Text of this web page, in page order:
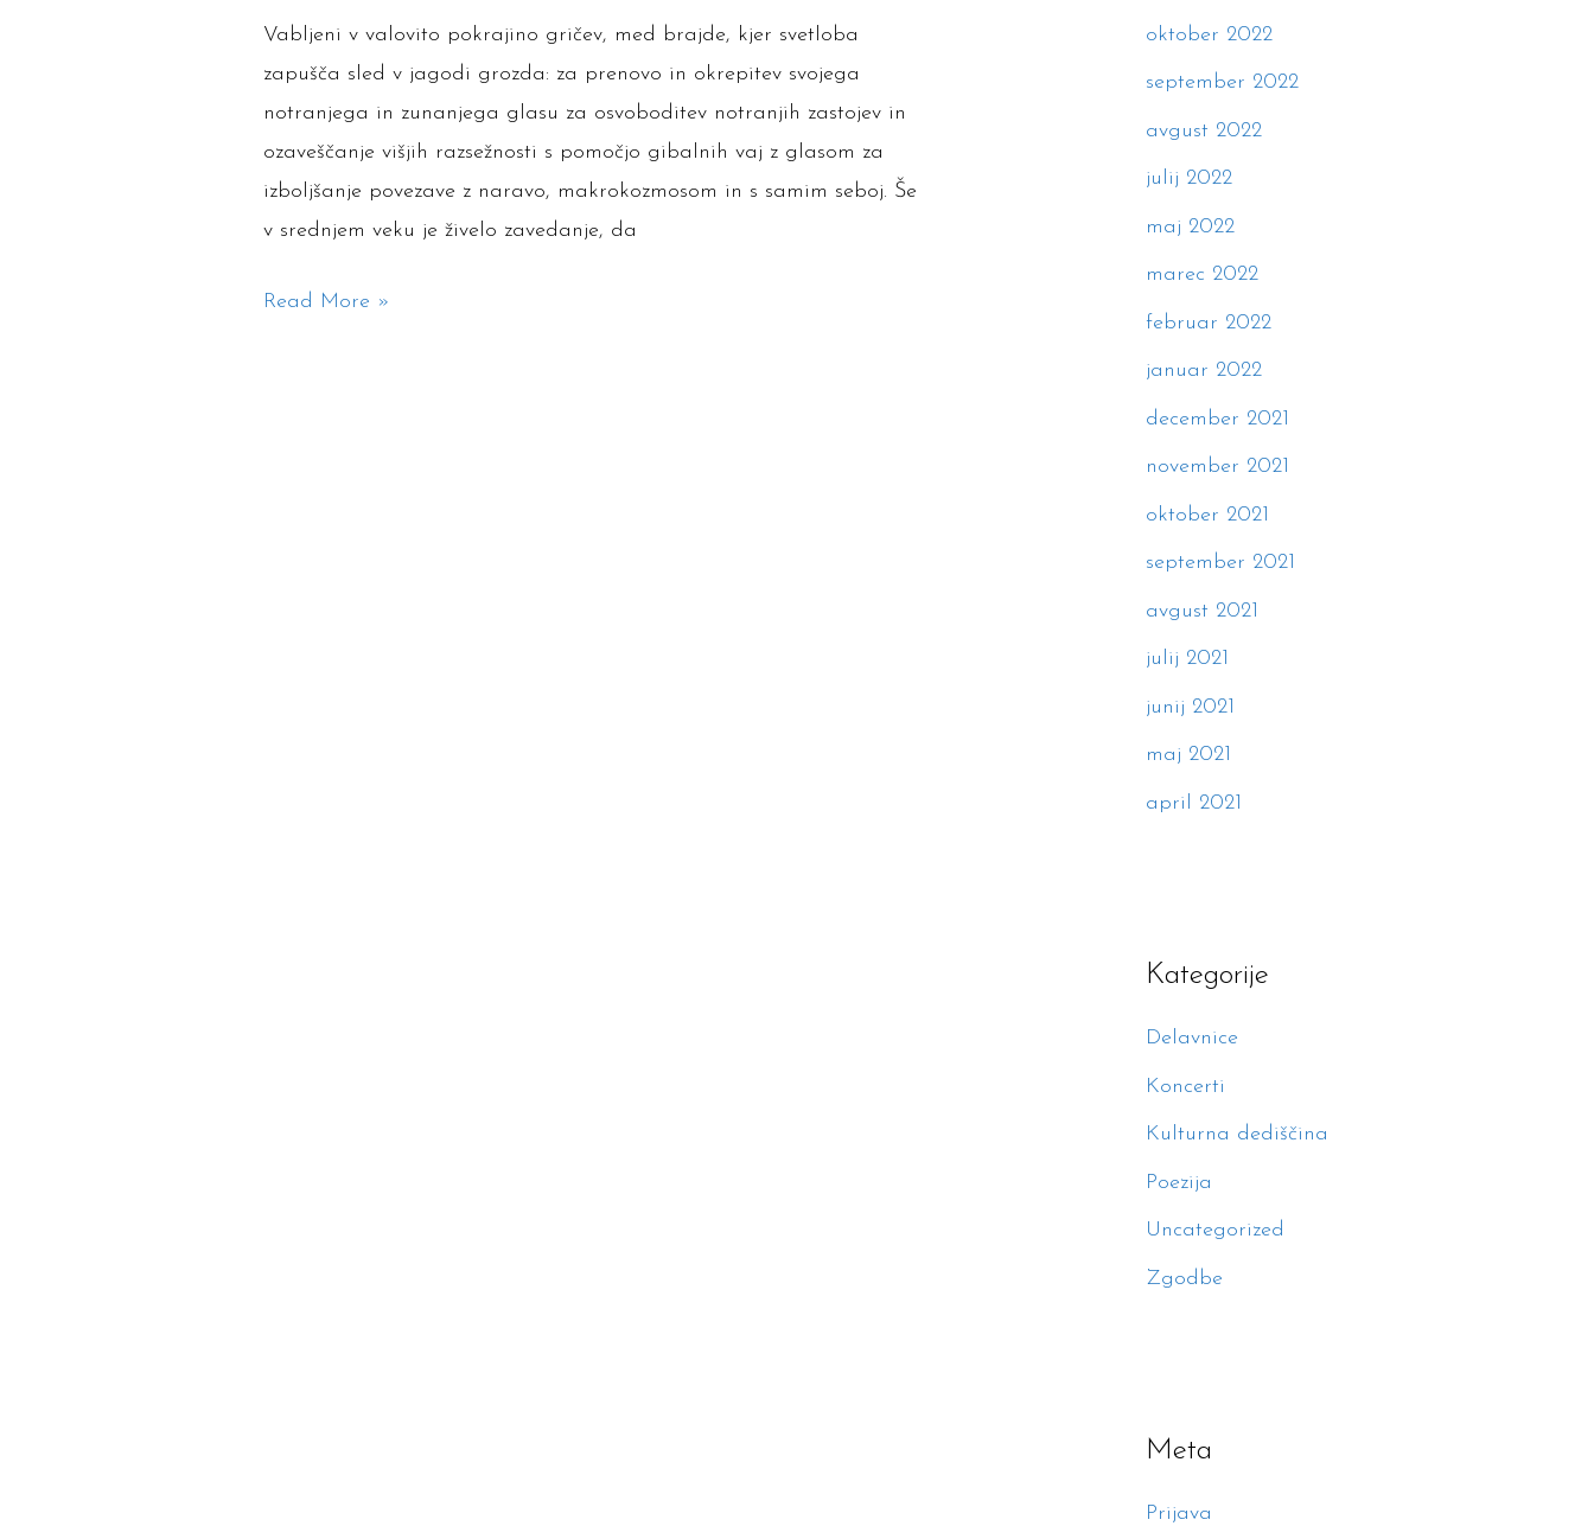
Cerknica
Vabljeni v valovito pokrajino gričev, med brajde, kjer svetloba
zapušča sled v jagodi grozda: za prenovo in okrepitev svojega
notranjega in zunanjega glasu za osvoboditev notranjih zastojev in
ozaveščanje višjih razsežnosti s pomočjo gibalnih vaj z glasom za
izboljšanje povezave z naravo, makrokozmosom in s samim seboj. Še
v srednjem veku je živelo zavedanje, da
Read More »
oktober 2022
september 2022
avgust 2022
julij 2022
maj 2022
marec 2022
februar 2022
januar 2022
december 2021
november 2021
oktober 2021
september 2021
avgust 2021
julij 2021
junij 2021
maj 2021
april 2021
Kategorije
Delavnice
Koncerti
Kulturna dediščina
Poezija
Uncategorized
Zgodbe
Meta
Prijava